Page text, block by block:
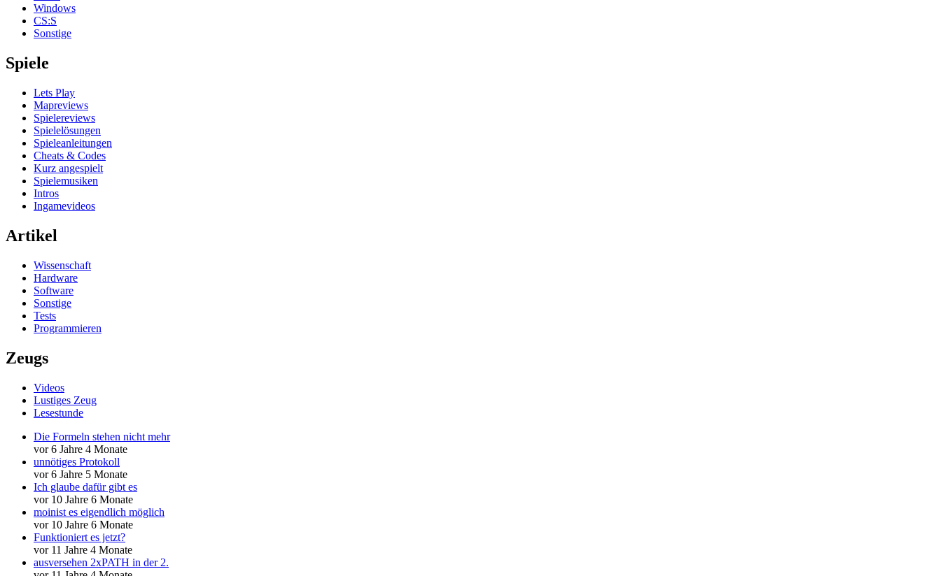
Windows
CS:S
Sonstige
Spiele
Lets Play
Mapreviews
Spielereviews
Spielelösungen
Spieleanleitungen
Cheats & Codes
Kurz angespielt
Spielemusiken
Intros
Ingamevideos
Artikel
Wissenschaft
Hardware
Software
Sonstige
Tests
Programmieren
Zeugs
Videos
Lustiges Zeug
Lesestunde
Die Formeln stehen nicht mehr
vor 6 Jahre 4 Monate
unnötiges Protokoll
vor 6 Jahre 5 Monate
Ich glaube dafür gibt es
vor 10 Jahre 6 Monate
moinist es eigendlich möglich
vor 10 Jahre 6 Monate
Funktioniert es jetzt?
vor 11 Jahre 4 Monate
ausversehen 2xPATH in der 2.